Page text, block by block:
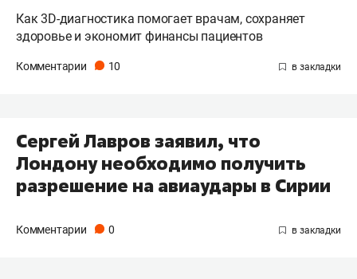
Как 3D-диагностика помогает врачам, сохраняет
здоровье и экономит финансы пациентов
Комментарии 10
Сергей Лавров заявил, что
Лондону необходимо получить
разрешение на авиаудары в Сирии
Комментарии 0